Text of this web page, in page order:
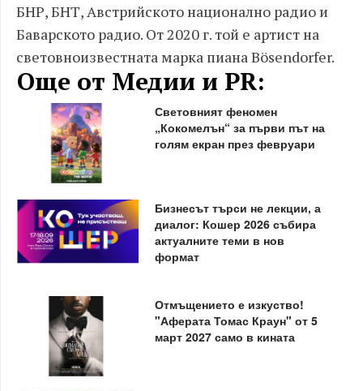
БНР, БНТ, Австрийското национално радио и
Баварското радио. От 2020 г. той е артист на
световноизвестната марка пиана Bösendorfer.
Още от Медии и PR:
Световният феномен
„Кокомелън“ за първи път на
голям екран през февруари
Бизнесът търси не лекции, а
диалог: Кошер 2026 събира
актуалните теми в нов
формат
Отмъщението е изкуство!
"Аферата Томас Краун" от 5
март 2027 само в кината